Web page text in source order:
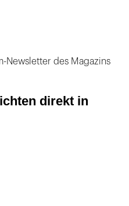
Newsletter des Magazins
direkt in